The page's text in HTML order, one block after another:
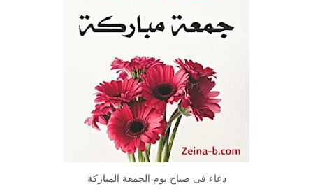
دعاء فى صباح يوم الجمعة المباركة